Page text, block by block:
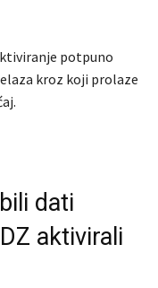
potpuno
kroz koji prolaze
dati
aktivirali